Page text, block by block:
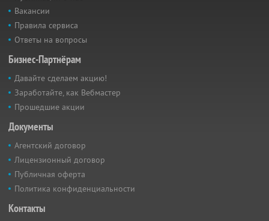
Вакансии
Правила сервиса
Ответы на вопросы
Бизнес-Партнёрам
Давайте сделаем акцию!
Заработайте, как Вебмастер
Прошедшие акции
Документы
Агентский договор
Лицензионный договор
Публичная оферта
Политика конфиденциальности
Контакты